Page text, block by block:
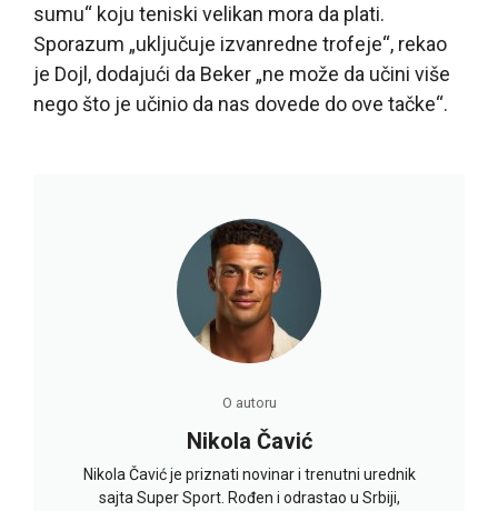
sumu“ koju teniski velikan mora da plati.
Sporazum „uključuje izvanredne trofeje“, rekao
je Dojl, dodajući da Beker „ne može da učini više
nego što je učinio da nas dovede do ove tačke“.
O autoru
Nikola Čavić
Nikola Čavić je priznati novinar i trenutni urednik
sajta Super Sport. Rođen i odrastao u Srbiji,